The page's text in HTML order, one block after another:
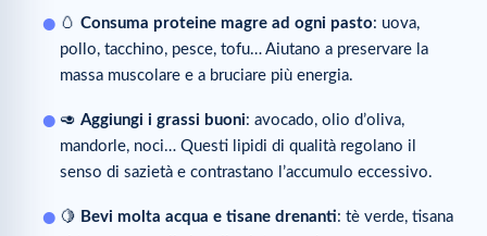
🥚 Consuma proteine magre ad ogni pasto: uova,
pollo, tacchino, pesce, tofu… Aiutano a preservare la
massa muscolare e a bruciare più energia.
🥑 Aggiungi i grassi buoni: avocado, olio d’oliva,
mandorle, noci… Questi lipidi di qualità regolano il
senso di sazietà e contrastano l’accumulo eccessivo.
🍋 Bevi molta acqua e tisane drenanti: tè verde, tisana